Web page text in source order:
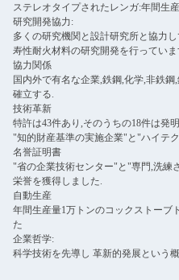
ステレオタイプされたレンガ:年間生
研究開発協力:
多くの研究機関と設計研究所と協力
寿性耐火材料の研究開発を行っていま
協力関係
国内外で有名な企業,鉄鋼,化学,非鉄
確立する.
技術革新
特許は43件あり,そのうちの18件は発
"知的財産基準の実施企業"と"ハイテ
名誉証明書
"省の企業技術センター"と"専門,洗練
栄誉を獲得しました.
自動生産
年間生産量1万トンのコックストーブ
た
企業哲学:
科学技術を先導し 革新的発展という